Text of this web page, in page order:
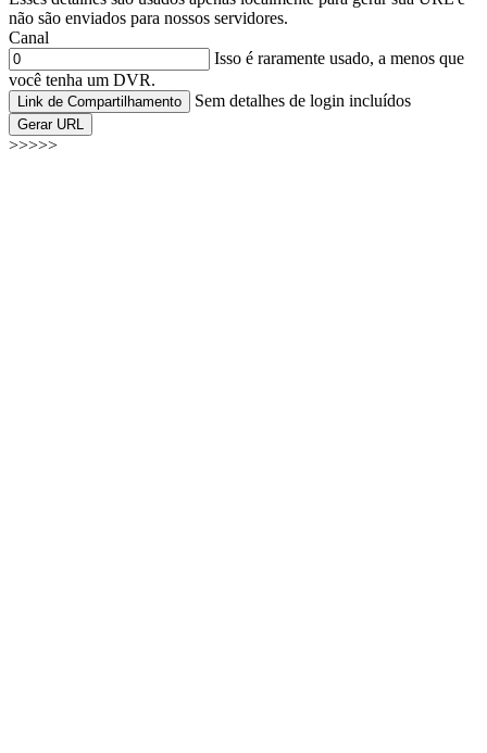
não são enviados para nossos servidores.
Canal
Isso é raramente usado, a menos que
você tenha um DVR.
Link de Compartilhamento Sem detalhes de login incluídos
Gerar URL
>>>>>